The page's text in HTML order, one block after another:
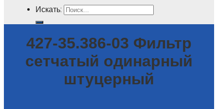
Искать:
427-35.386-03 Фильтр
сетчатый одинарный
штуцерный